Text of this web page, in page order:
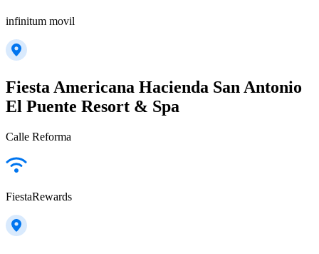
infinitum movil
Fiesta Americana Hacienda San Antonio
El Puente Resort & Spa
Calle Reforma
FiestaRewards